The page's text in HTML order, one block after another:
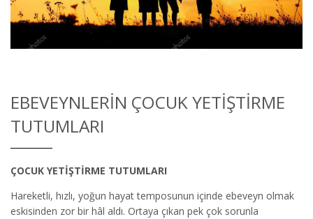
EBEVEYNLERIN ÇOCUK YETIŞTIRME
TUTUMLARI
ÇOCUK YETİŞTİRME TUTUMLARI
Hareketli, hızlı, yoğun hayat temposunun içinde ebeveyn olmak
eskisinden zor bir hâl aldı. Ortaya çıkan pek çok sorunla